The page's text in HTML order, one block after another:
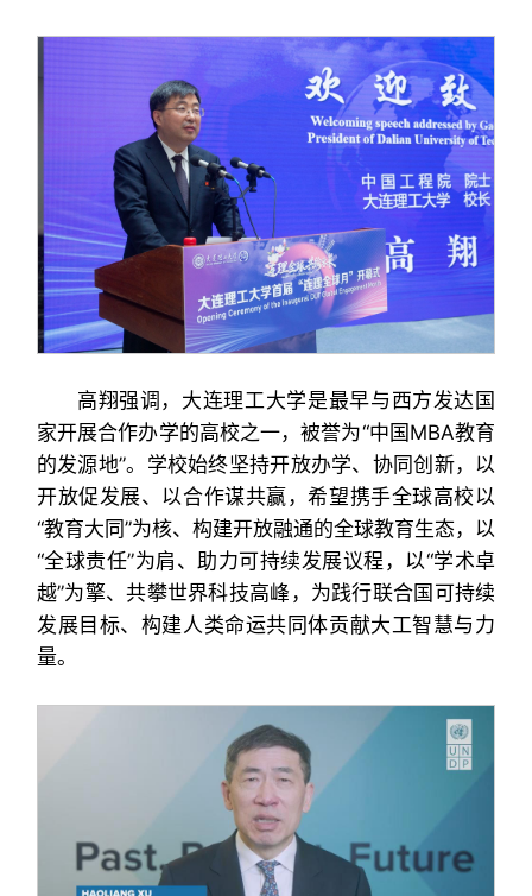
高翔强调，大连理工大学是最早与西方发达国
家开展合作办学的高校之一，被誉为“中国MBA教育
的发源地”。学校始终坚持开放办学、协同创新，以
开放促发展、以合作谋共赢，希望携手全球高校以
“教育大同”为核、构建开放融通的全球教育生态，以
“全球责任”为肩、助力可持续发展议程，以“学术卓
越”为擎、共攀世界科技高峰，为践行联合国可持续
发展目标、构建人类命运共同体贡献大工智慧与力
量。